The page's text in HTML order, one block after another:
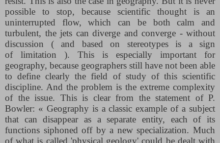
possible to stop, because scientific thought is an
uninterrupted flow, which can be both calm and
turbulent, the jets can diverge and converge - without
discussion (​ and based on stereotypes is a sign
of limitation​ ). This is especially important for
geography, because geographers still have not been able
to define clearly the field of study of this scientific
discipline. And the problem is the extreme complexity
of the issue. This is clear from the statement of P.
Bowler: «​ Geography is a classic example of a subject
that can disappear as a separate entity, each of its
functions siphoned off by a new specialization. Much
of what is called 'physical geology' could be dealt with